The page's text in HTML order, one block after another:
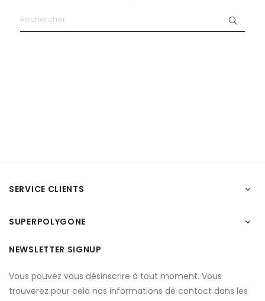
SERVICE CLIENTS 
SUPERPOLYGONE 
NEWSLETTER SIGNUP
Vous pouvez vous désinscrire à tout moment. Vous
trouverez pour cela nos informations de contact dans les